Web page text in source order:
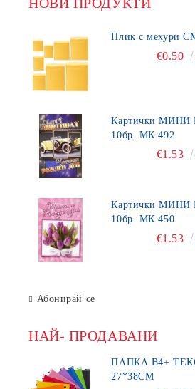
€0.50
Картички МИНИ ПЕНТАГРАМ К-т
10бр. МК 492
€1.53
Картички МИНИ ПЕНТАГРАМ К-т
10бр. МК 450
€1.53
Абонирай се
НАЙ- ПРОДАВАНИ
ПАПКА В4+ ТЕКСТИЛ С ЦИП
27*38СМ